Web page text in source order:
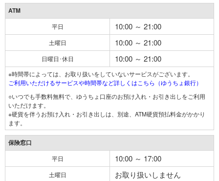
ATM
平日 10:00 ～ 21:00
土曜日 10:00 ～ 21:00
日曜日･休日 10:00 ～ 21:00
※時間帯によっては、お取り扱いをしていないサービスがございます。
ご利用いただけるサービスや時間帯など詳しくはこちら（ゆうちょ銀行）
○いつでも手数料無料で、ゆうちょ口座のお預け入れ・お引き出しをご利用
いただけます。
※硬貨を伴うお預け入れ・お引き出しは、別途、ATM硬貨預払料金がかかり
ます。
保険窓口
平日 10:00 ～ 17:00
土曜日 お取り扱いしません